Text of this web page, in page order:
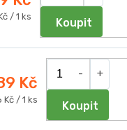
/ 1 ks Do košíku
Kč
Kč / 1 ks Do košíku